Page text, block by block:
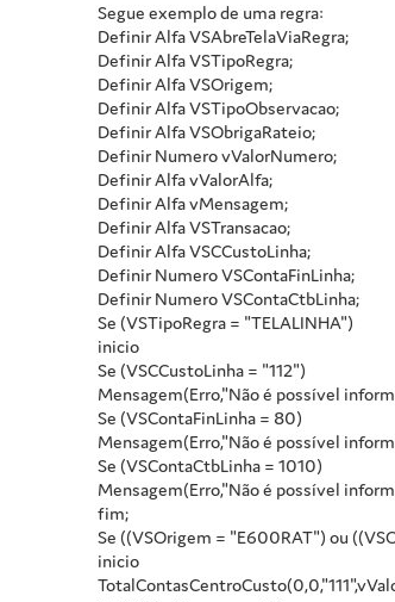
Segue exemplo de uma regra:
Definir Alfa VSAbreTelaViaRegra;
Definir Alfa VSTipoRegra;
Definir Alfa VSOrigem;
Definir Alfa VSTipoObservacao;
Definir Alfa VSObrigaRateio;
Definir Numero vValorNumero;
Definir Alfa vValorAlfa;
Definir Alfa vMensagem;
Definir Alfa VSTransacao;
Definir Alfa VSCCustoLinha;
Definir Numero VSContaFinLinha;
Definir Numero VSContaCtbLinha;
Se (VSTipoRegra = "TELALINHA")
inicio
Se (VSCCustoLinha = "112")
Mensagem(Erro,"Não é possível
Se (VSContaFinLinha = 80)
Mensagem(Erro,"Não é possível
Se (VSContaCtbLinha = 1010)
Mensagem(Erro,"Não é possível
fim;
Se ((VSOrigem = "E600RAT") ou
inicio